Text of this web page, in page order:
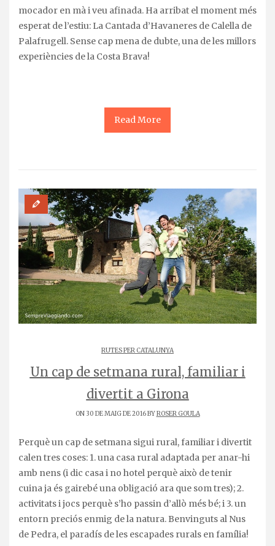
mocador en mà i veu afinada. Ha arribat el moment més
esperat de l’estiu: La Cantada d’Havaneres de Calella de
Palafrugell. Sense cap mena de dubte, una de les millors
experiències de la Costa Brava!
Read More
RUTES PER CATALUNYA
Un cap de setmana rural, familiar i
divertit a Girona
ON 30 DE MAIG DE 2016 BYROSER GOULA
Perquè un cap de setmana sigui rural, familiar i divertit
calen tres coses: 1. una casa rural adaptada per anar-hi
amb nens (i dic casa i no hotel perquè això de tenir
cuina ja és gairebé una obligació ara que som tres); 2.
activitats i jocs perquè s’ho passin d’allò més bé; i 3. un
entorn preciós enmig de la natura. Benvinguts al Nus
de Pedra, el paradís de les escapades rurals en família!